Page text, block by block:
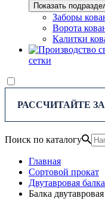
Показать
Заборы
Ворота
Калитки
сетки
РАССЧИТАЙТЕ
Поиск по каталогу
Главная
Сортовой прокат
Двутавровая балка
Балка